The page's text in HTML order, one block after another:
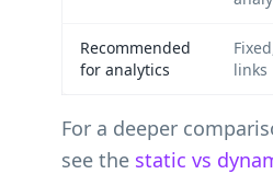
Recommended
for analytics
links
For a deeper
see the static vs